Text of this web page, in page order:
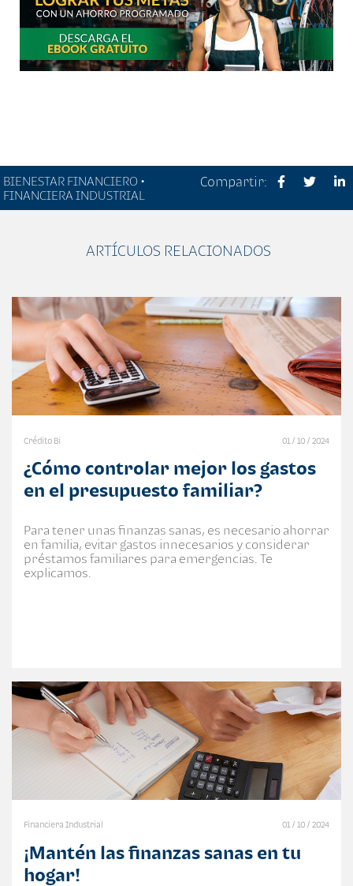
BIENESTAR FINANCIERO •
FINANCIERA INDUSTRIAL
Compartir:
ARTÍCULOS RELACIONADOS
Crédito Bi 01 / 10 / 2024
¿Cómo controlar mejor los gastos
en el presupuesto familiar?
Para tener unas finanzas sanas, es necesario ahorrar
en familia, evitar gastos innecesarios y considerar
préstamos familiares para emergencias. Te
explicamos.
Financiera Industrial 01 / 10 / 2024
¡Mantén las finanzas sanas en tu
hogar!